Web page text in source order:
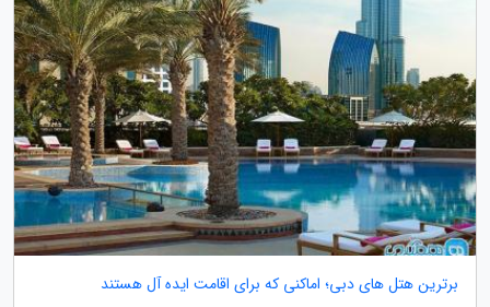
برترین هتل های دبی؛ اماکنی که برای اقامت ایده آل هستند